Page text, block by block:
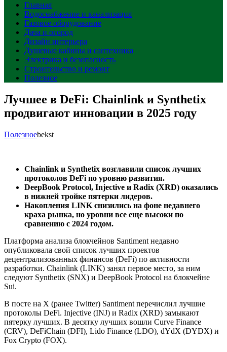
Главная
Водоснабжение и канализация
Газовое оборудование
Дача и огород
Дизайн интерьера
Душевые кабины и сантехника
Электрика и безопасность
Строительство и ремонт
Полезное
Лучшее в DeFi: Chainlink и Synthetix
продвигают инновации в 2025 году
Полезноеbekst
Chainlink и Synthetix возглавили список лучших
протоколов DeFi по уровню развития.
DeepBook Protocol, Injective и Radix (XRD) оказались
в нижней тройке пятерки лидеров.
Накопления LINK снизились на фоне недавнего
краха рынка, но уровни все еще высоки по
сравнению с 2024 годом.
Платформа анализа блокчейнов Santiment недавно
опубликовала свой список лучших проектов
децентрализованных финансов (DeFi) по активности
разработки. Chainlink (LINK) занял первое место, за ним
следуют Synthetix (SNX) и DeepBook Protocol на блокчейне
Sui.
В посте на X (ранее Twitter) Santiment перечислил лучшие
протоколы DeFi. Injective (INJ) и Radix (XRD) замыкают
пятерку лучших. В десятку лучших вошли Curve Finance
(CRV), DeFiChain (DFI), Lido Finance (LDO), dYdX (DYDX) и
Fox Crypto (FOX).